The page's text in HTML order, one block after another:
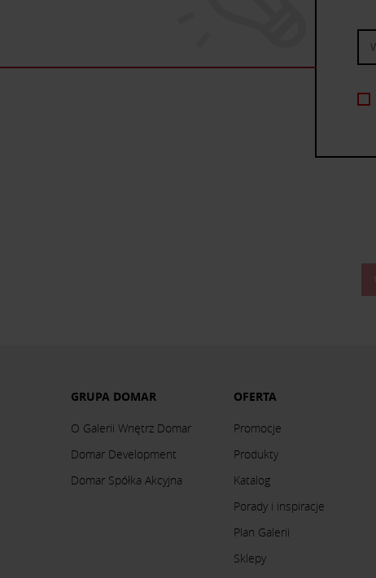
GRUPA DOMAR
O Galerii Wnętrz Domar
Domar Development
Domar Spółka Akcyjna
OFERTA
Promocje
Produkty
Katalog
Porady i inspiracje
Plan Galerii
Sklepy